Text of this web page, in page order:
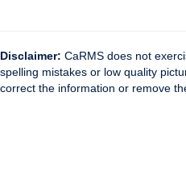
Disclaimer: CaRMS does not
spelling mistakes or low quality
correct the information or remove